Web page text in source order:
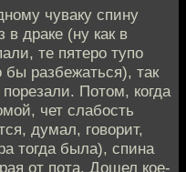
чуваку спину
в драке (ну как в
те пятеро тупо
бы разбежаться), так
Потом, когда
чет слабость
думал, говорит,
тогда была), спина
от пота. Дошел кое-